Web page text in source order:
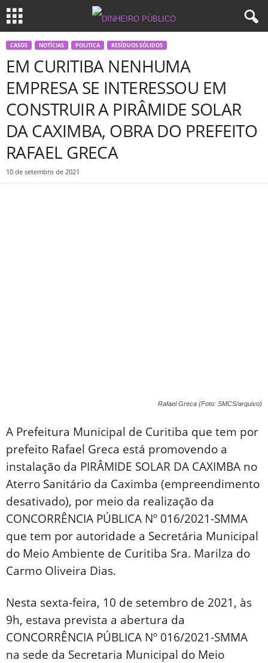
CASOS NOTÍCIAS POLITICA RESÍDUOS SÓLIDOS
EM CURITIBA NENHUMA
EMPRESA SE INTERESSOU EM
CONSTRUIR A PIRÂMIDE SOLAR
DA CAXIMBA, OBRA DO PREFEITO
RAFAEL GRECA
10 de setembro de 2021
Rafael Greca (Foto: SMCS/arquivo)
A Prefeitura Municipal de Curitiba que tem por
prefeito Rafael Greca está promovendo a
instalação da PIRÂMIDE SOLAR DA CAXIMBA no
Aterro Sanitário da Caximba (empreendimento
desativado), por meio da realização da
CONCORRÊNCIA PÚBLICA Nº 016/2021-SMMA
que tem por autoridade a Secretária Municipal
do Meio Ambiente de Curitiba Sra. Marilza do
Carmo Oliveira Dias.
Nesta sexta-feira, 10 de setembro de 2021, às
9h, estava prevista a abertura da
CONCORRÊNCIA PÚBLICA Nº 016/2021-SMMA
na sede da Secretaria Municipal do Meio